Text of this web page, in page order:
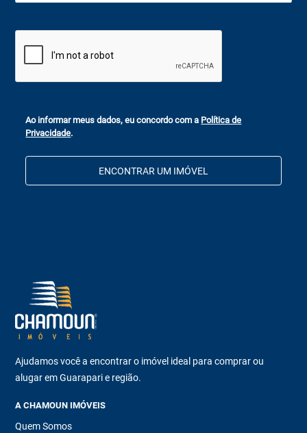
Ao informar meus dados, eu concordo com a Política de
Privacidade.
ENCONTRAR UM IMÓVEL
Ajudamos você a encontrar o imóvel ideal para comprar ou
alugar em Guarapari e região.
A CHAMOUN IMÓVEIS
Quem Somos